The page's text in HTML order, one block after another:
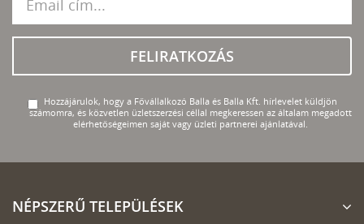
FELIRATKOZÁS
Hozzájárulok, hogy a Fővállalkozó Balla és Balla Kft. hírlevelet küldjön
számomra, és közvetlen üzletszerzési céllal megkeressen az általam megadott
elérhetőségeimen saját vagy üzleti partnerei ajánlatával.
NÉPSZERŰ TELEPÜLÉSEK